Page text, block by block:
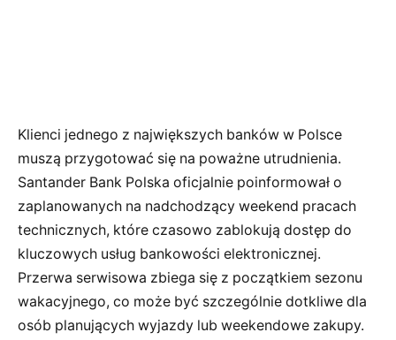
Klienci jednego z największych banków w Polsce
muszą przygotować się na poważne utrudnienia.
Santander Bank Polska oficjalnie poinformował o
zaplanowanych na nadchodzący weekend pracach
technicznych, które czasowo zablokują dostęp do
kluczowych usług bankowości elektronicznej.
Przerwa serwisowa zbiega się z początkiem sezonu
wakacyjnego, co może być szczególnie dotkliwe dla
osób planujących wyjazdy lub weekendowe zakupy.